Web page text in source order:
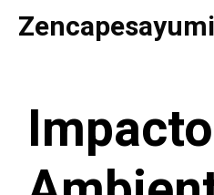
SaltarZencapesayumi
Impacto